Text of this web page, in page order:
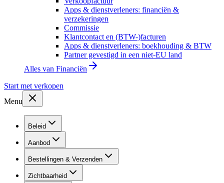
Apps & dienstverleners: financiën &
verzekeringen
Commissie
Klantcontact en (BTW-)facturen
Apps & dienstverleners: boekhouding & BTW
Partner gevestigd in een niet-EU land
Alles van Financiën
Start met verkopen
Menu
Beleid
Aanbod
Bestellingen & Verzenden
Zichtbaarheid